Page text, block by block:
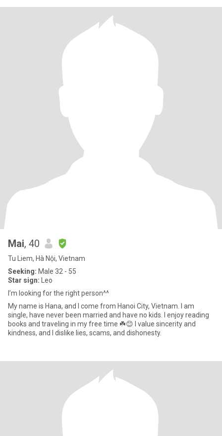
Mai, 40
Tu Liem, Hà Nội, Vietnam
Seeking: Male 32 - 55
Star sign: Leo
I’m looking for the right person^^
My name is Hana, and I come from Hanoi City, Vietnam. I am
single, have never been married and have no kids. I enjoy reading
books and traveling in my free time ☘️😊 I value sincerity and
kindness, and I dislike lies, scams, and dishonesty.